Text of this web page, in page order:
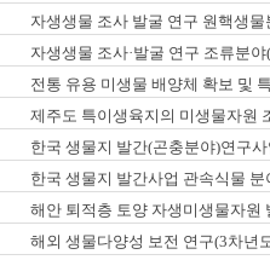
자생생물 조사 발굴 연구 원핵생
자생생물 조사·발굴 연구 조류분
전통 유용 미생물 배양체 확보 및
제주도 특이생육지의 미생물자원
한국 생물지 발간(곤충분야)연구
한국 생물지 발간사업 관속식물
해안 퇴적층 토양 자생미생물자원
해외 생물다양성 보전 연구(3차년